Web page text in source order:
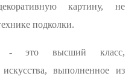
картину, не
подколки.
это высший класс,
выполненное из